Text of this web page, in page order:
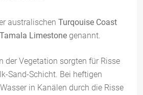
australischen Turqouise Coast
Tamala Limestone genannt.
der Vegetation sorgten für Risse
Sand-Schicht. Bei heftigen
in Kanälen durch die Risse